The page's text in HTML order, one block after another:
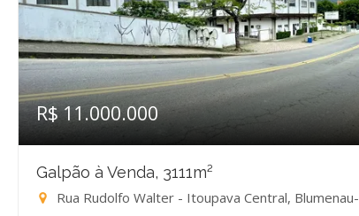
R$ 11.000.000
Galpão à Venda, 3111m²
Rua Rudolfo Walter - Itoupava Central, Blumenau-SC